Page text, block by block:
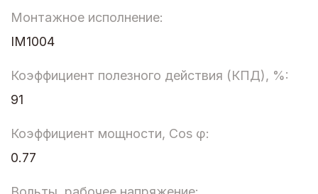
Монтажное исполнение:
IM1004
Коэффициент полезного действия (КПД), %:
91
Коэффициент мощности, Cos φ:
0.77